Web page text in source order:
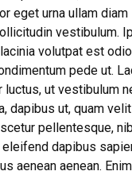
eget urna ullam diam
vestibulum.
volutpat est
pede ut.
luctus, ut vestibulum
dapibus ut, quam
pellentesque,
dapibus
aenean aenean.